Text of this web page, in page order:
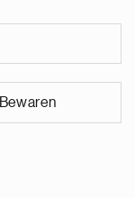
Bewaren